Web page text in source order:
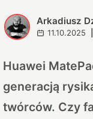
A Arkadiusz
11.10.2025
Huawei
generacją
twórców. Czy